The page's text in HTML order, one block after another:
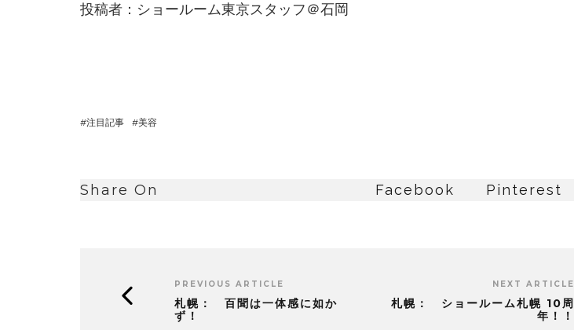
投稿者：ショールーム東京スタッフ＠石岡
注目記事 美容
Share On Facebook Pinterest
PREVIOUS ARTICLE
札幌： 百聞は一体感に如か
ず！
NEXT ARTICLE
札幌： ショールーム札幌 10周
年！！